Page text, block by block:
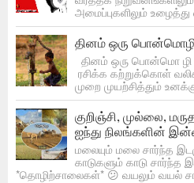
அமைப்புகளிலும்
தினம் ஒரு பொன்மொழி
தினம் ஒரு பொன்மொ ழி
ரசிக்க கற்றுக்கொள்
முறை முயற்சித்தும்
குறிஞ்சி, முல்லை,
ஐந்து நிலங்களின்
மலையும் மலை சார்ந்த
காடுகளும் காடு சார்ந்த
*தொழிற்சாலைகள்* 😕 வயலும் வயல்